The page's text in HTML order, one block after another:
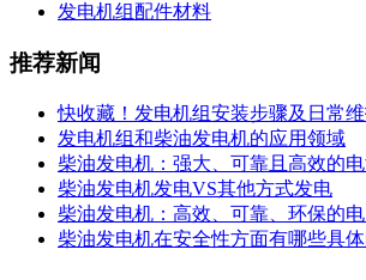
发电机组配件材料
推荐新闻
快收藏！发电机组安装步骤及日常
发电机组和柴油发电机的应用领域
柴油发电机：强大、可靠且高效的
柴油发电机发电VS其他方式发电
柴油发电机：高效、可靠、环保的
柴油发电机在安全性方面有哪些具体